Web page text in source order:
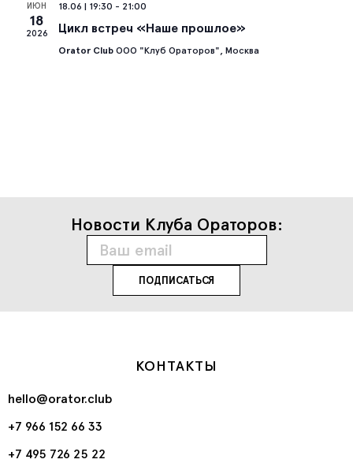
ИЮН
18
2026
18.06 | 19:30 - 21:00
Цикл встреч «Наше прошлое»
Orator Club ООО "Клуб Ораторов", Москва
Новости Клуба Ораторов:
КОНТАКТЫ
hello@orator.club
+7 966 152 66 33
+7 495 726 25 22